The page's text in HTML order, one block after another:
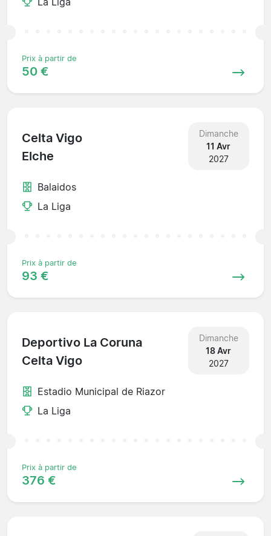
Prix à partir de
50 €
Celta Vigo
Elche
Dimanche
11 Avr
2027
Balaidos
La Liga
Prix à partir de
93 €
Deportivo La Coruna
Celta Vigo
Dimanche
18 Avr
2027
Estadio Municipal de Riazor
La Liga
Prix à partir de
376 €